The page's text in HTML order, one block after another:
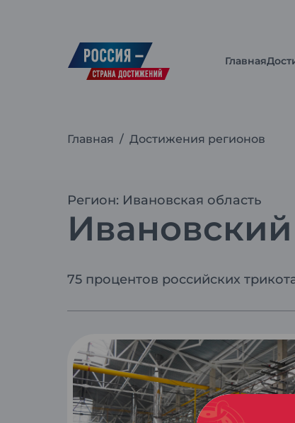
Главная
Главная / Достижения регионов
Регион: Ивановская область
Ивановский
75 процентов российских